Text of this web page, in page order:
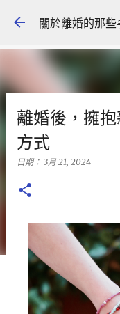
關於離婚的那些
離婚後，擁
方式
日期： 3月 21, 2024